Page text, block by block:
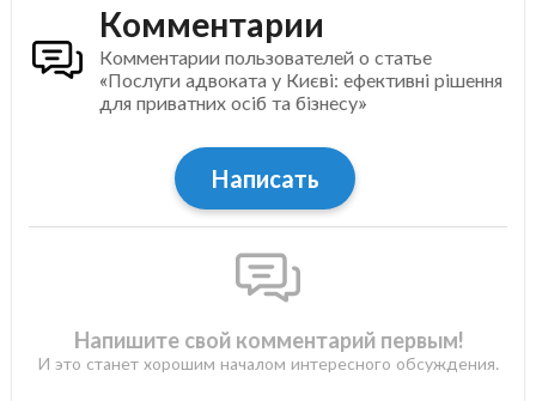
Комментарии
Комментарии пользователей о статье
«Послуги адвоката у Києві: ефективні рішення
для приватних осіб та бізнесу»
Написать
Напишите свой комментарий первым!
И это станет хорошим началом интересного обсуждения.